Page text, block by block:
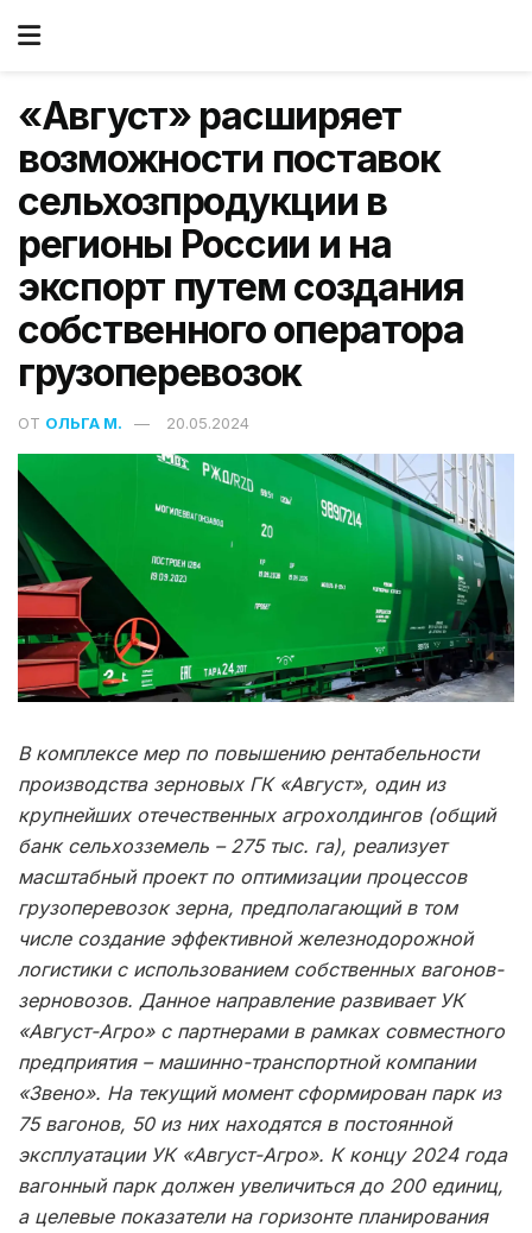
«Август» расширяет
возможности поставок
сельхозпродукции в
регионы России и на
экспорт путем создания
собственного оператора
грузоперевозок
ОТ ОЛЬГА М. 20.05.2024
В комплексе мер по повышению рентабельности
производства зерновых ГК «Август», один из
крупнейших отечественных агрохолдингов (общий
банк сельхозземель – 275 тыс. га), реализует
масштабный проект по оптимизации процессов
грузоперевозок зерна, предполагающий в том
числе создание эффективной железнодорожной
логистики с использованием собственных вагонов-
зерновозов. Данное направление развивает УК
«Август-Агро» с партнерами в рамках совместного
предприятия – машинно-транспортной компании
«Звено». На текущий момент сформирован парк из
75 вагонов, 50 из них находятся в постоянной
эксплуатации УК «Август-Агро». К концу 2024 года
вагонный парк должен увеличиться до 200 единиц,
а целевые показатели на горизонте планирования